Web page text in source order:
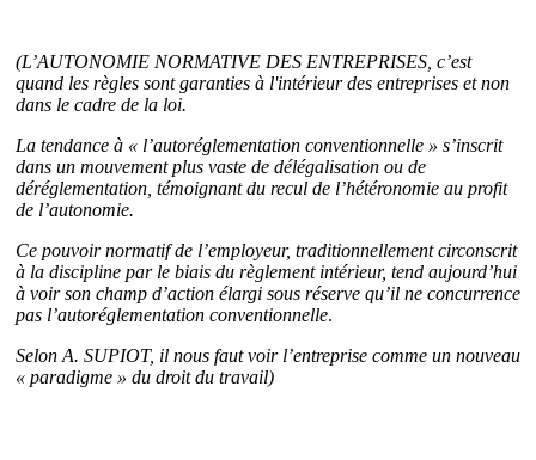
(L’AUTONOMIE NORMATIVE DES ENTREPRISES, c’est
quand les règles sont garanties à l'intérieur des entreprises et non
dans le cadre de la loi.
La tendance à « l’autoréglementation conventionnelle » s’inscrit
dans un mouvement plus vaste de délégalisation ou de
déréglementation, témoignant du recul de l’hétéronomie au profit
de l’autonomie.
Ce pouvoir normatif de l’employeur, traditionnellement circonscrit
à la discipline par le biais du règlement intérieur, tend aujourd’hui
à voir son champ d’action élargi sous réserve qu’il ne concurrence
pas l’autoréglementation conventionnelle.
Selon A. SUPIOT, il nous faut voir l’entreprise comme un nouveau
« paradigme » du droit du travail)